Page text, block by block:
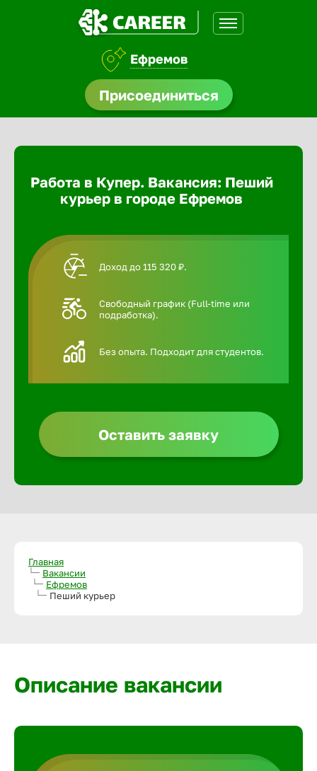
Ефремов
Присоединиться
Абакан
Анадырь
Работа в Купер. Вакансия: Пеший
курьер в городе Ефремов
Доход до 115 320 ₽.
Свободный график (Full-time или
подработка).
Без опыта. Подходит для студентов.
Оставить заявку
Главная
Вакансии
Ефремов
Пеший курьер
Описание вакансии